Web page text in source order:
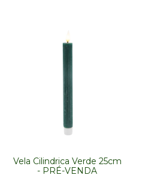
Vela Cilindrica Verde 25cm
- PRÉ-VENDA